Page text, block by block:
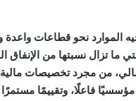
الموارد نحو قطاعات واعدة
ما تزال نسبتها من
من مجرد تخصيصات مالية
فاعلًا، وتقييمًا مستمرًا